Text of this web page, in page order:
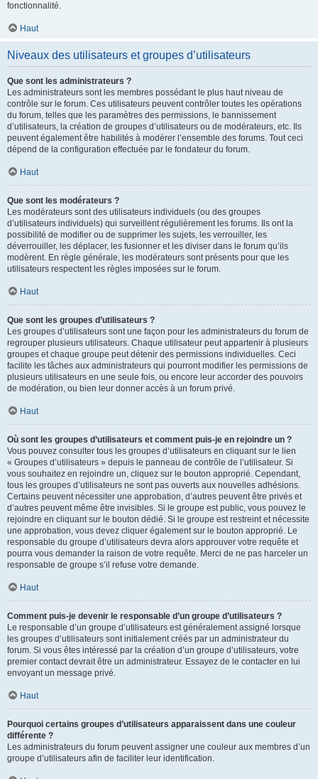
fonctionnalité.
Haut
Niveaux des utilisateurs et groupes d’utilisateurs
Que sont les administrateurs ?
Les administrateurs sont les membres possédant le plus haut niveau de
contrôle sur le forum. Ces utilisateurs peuvent contrôler toutes les opérations
du forum, telles que les paramètres des permissions, le bannissement
d’utilisateurs, la création de groupes d’utilisateurs ou de modérateurs, etc. Ils
peuvent également être habilités à modérer l’ensemble des forums. Tout ceci
dépend de la configuration effectuée par le fondateur du forum.
Haut
Que sont les modérateurs ?
Les modérateurs sont des utilisateurs individuels (ou des groupes
d’utilisateurs individuels) qui surveillent régulièrement les forums. Ils ont la
possibilité de modifier ou de supprimer les sujets, les verrouiller, les
déverrouiller, les déplacer, les fusionner et les diviser dans le forum qu’ils
modèrent. En règle générale, les modérateurs sont présents pour que les
utilisateurs respectent les règles imposées sur le forum.
Haut
Que sont les groupes d’utilisateurs ?
Les groupes d’utilisateurs sont une façon pour les administrateurs du forum de
regrouper plusieurs utilisateurs. Chaque utilisateur peut appartenir à plusieurs
groupes et chaque groupe peut détenir des permissions individuelles. Ceci
facilite les tâches aux administrateurs qui pourront modifier les permissions de
plusieurs utilisateurs en une seule fois, ou encore leur accorder des pouvoirs
de modération, ou bien leur donner accès à un forum privé.
Haut
Où sont les groupes d’utilisateurs et comment puis-je en rejoindre un ?
Vous pouvez consulter tous les groupes d’utilisateurs en cliquant sur le lien
« Groupes d’utilisateurs » depuis le panneau de contrôle de l’utilisateur. Si
vous souhaitez en rejoindre un, cliquez sur le bouton approprié. Cependant,
tous les groupes d’utilisateurs ne sont pas ouverts aux nouvelles adhésions.
Certains peuvent nécessiter une approbation, d’autres peuvent être privés et
d’autres peuvent même être invisibles. Si le groupe est public, vous pouvez le
rejoindre en cliquant sur le bouton dédié. Si le groupe est restreint et nécessite
une approbation, vous devez cliquer également sur le bouton approprié. Le
responsable du groupe d’utilisateurs devra alors approuver votre requête et
pourra vous demander la raison de votre requête. Merci de ne pas harceler un
responsable de groupe s’il refuse votre demande.
Haut
Comment puis-je devenir le responsable d’un groupe d’utilisateurs ?
Le responsable d’un groupe d’utilisateurs est généralement assigné lorsque
les groupes d’utilisateurs sont initialement créés par un administrateur du
forum. Si vous êtes intéressé par la création d’un groupe d’utilisateurs, votre
premier contact devrait être un administrateur. Essayez de le contacter en lui
envoyant un message privé.
Haut
Pourquoi certains groupes d’utilisateurs apparaissent dans une couleur
différente ?
Les administrateurs du forum peuvent assigner une couleur aux membres d’un
groupe d’utilisateurs afin de faciliter leur identification.